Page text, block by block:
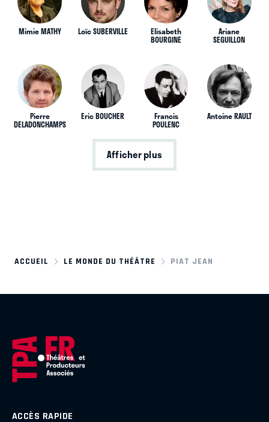
Mimie MATHY Loïc SUBERVILLE Elisabeth
BOURGINE
Ariane
SEGUILLON
Pierre
DELADONCHAMPS
Eric BOUCHER Francis
POULENC
Antoine RAULT
Afficher plus
ACCUEIL LE MONDE DU THÉÂTRE PIAT JEAN
ACCÈS RAPIDE